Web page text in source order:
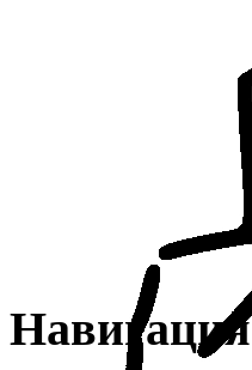
Навигация